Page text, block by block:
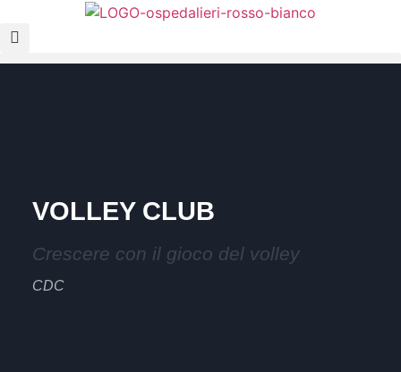
VOLLEY CLUB
Crescere con il gioco del volley
CDC